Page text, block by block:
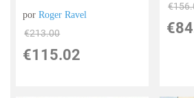
porRoger Ravel
€213.00
€115.02
€
€